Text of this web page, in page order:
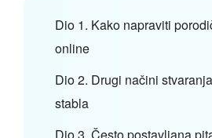
Dio 1. Kako napraviti
online
Dio 2. Drugi načini
stabla